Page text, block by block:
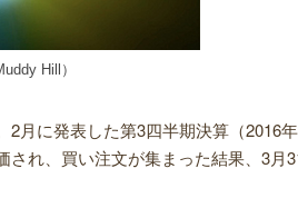
Hill）
2月に発表した第3四半期決算（2016
れ、買い注文が集まった結果、3月